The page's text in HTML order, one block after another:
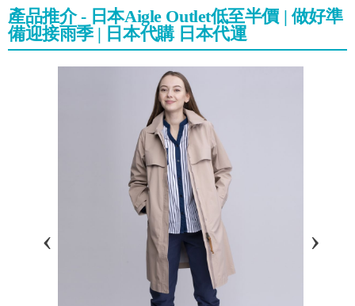
產品推介 - 日本Aigle Outlet低至半價 | 做好準
備迎接雨季 | 日本代購 日本代運